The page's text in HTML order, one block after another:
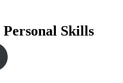
Skills